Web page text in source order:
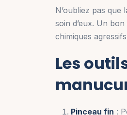
N’oubliez pas que
soin d’eux. Un
chimiques
Les
Pinceau fin :